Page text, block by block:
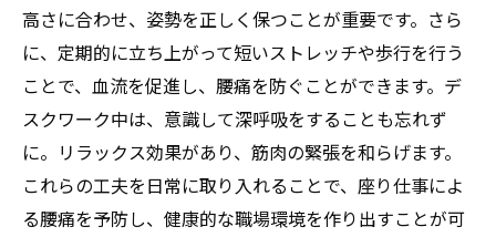
高さに合わせ、姿勢を正しく保つことが重要です。さら
に、定期的に立ち上がって短いストレッチや歩行を行う
ことで、血流を促進し、腰痛を防ぐことができます。デ
スクワーク中は、意識して深呼吸をすることも忘れず
に。リラックス効果があり、筋肉の緊張を和らげます。
これらの工夫を日常に取り入れることで、座り仕事によ
る腰痛を予防し、健康的な職場環境を作り出すことが可